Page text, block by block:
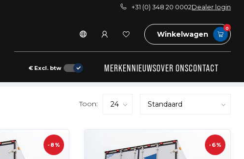
+31 (0) 348 20 0002Dealer login
Winkelwagen
0
€ Excl. btw MERKENNIEUWSOVER ONSCONTACT
Toon:
-8% -6%